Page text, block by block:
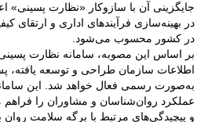
جایگزینی آن با سازوکار «نظارت پسینی»
در بهینه‌سازی فرآیندهای اداری و ارتقای
در کشور محسوب می‌شود.
بر اساس این مصوبه، سامانه نظارت
اطلاعات سازمان طراحی و توسعه
به‌صورت رسمی فعال خواهد شد. این سامانه
عملکرد روان‌شناسان و مشاوران را فراهم
و پیچیدگی‌های مرتبط با برگه سلامت